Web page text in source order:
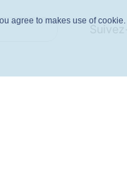
agree to makes use of cookie.